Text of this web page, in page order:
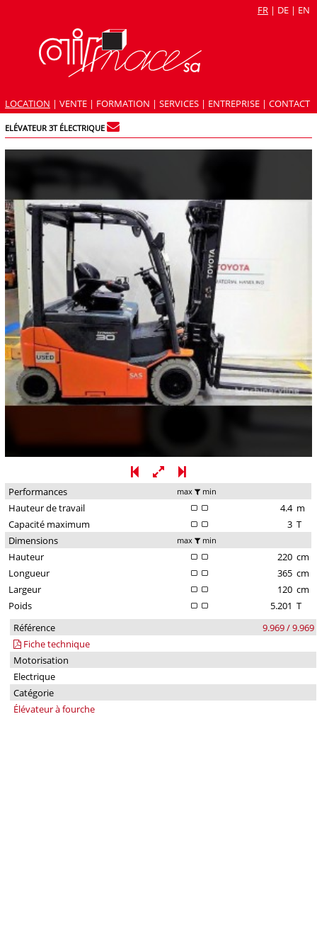
FR | DE | EN
LOCATION | VENTE | FORMATION | SERVICES | ENTREPRISE | CONTACT
ELÉVATEUR 3T ÉLECTRIQUE
Performances max min
Hauteur de travail 4.4 m
Capacité maximum
3 T
Dimensions
max min
Hauteur 220 cm
Longueur
365 cm
Largeur
120 cm
Poids
5.201 T
Référence
9.969 / 9.969
Fiche technique
Motorisation
Electrique
Catégorie
Élévateur à fourche